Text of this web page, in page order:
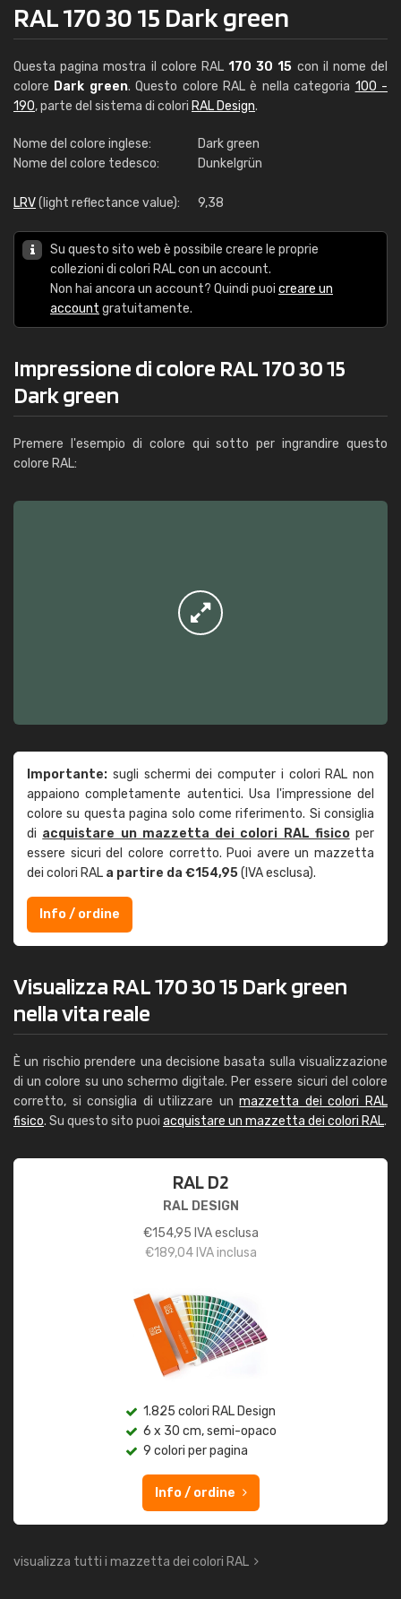
RAL 170 30 15 Dark green
Questa pagina mostra il colore RAL 170 30 15 con il nome del
colore Dark green. Questo colore RAL è nella categoria 100 -
190, parte del sistema di colori RAL Design.
Nome del colore inglese:
Dark green
Nome del colore tedesco:
Dunkelgrün
LRV(light reflectance value): 9,38
Su questo sito web è possibile creare le proprie
collezioni di colori RAL con un account.
Non hai ancora un account? Quindi puoi creare un
account gratuitamente.
Impressione di colore RAL 170 30 15
Dark green
Premere l'esempio di colore qui sotto per ingrandire questo
colore RAL:
Importante: sugli schermi dei computer i colori RAL non
appaiono completamente autentici. Usa l'impressione del
colore su questa pagina solo come riferimento. Si consiglia
di acquistare un mazzetta dei colori RAL fisicoper
essere sicuri del colore corretto. Puoi avere un mazzetta
dei colori RAL a partire da €154,95(IVA esclusa).
Info / ordine
Visualizza RAL 170 30 15 Dark green
nella vita reale
È un rischio prendere una decisione basata sulla visualizzazione
di un colore su uno schermo digitale. Per essere sicuri del colore
corretto, si consiglia di utilizzare unmazzetta dei colori RAL
fisico. Su questo sito puoi acquistare un mazzetta dei colori RAL.
RAL D2
RAL DESIGN
€154,95 IVA esclusa
€189,04IVA inclusa
1.825 colori RAL Design
6 x 30 cm, semi-opaco
9 colori per pagina
Info / ordine
visualizza tutti i mazzetta dei colori RAL